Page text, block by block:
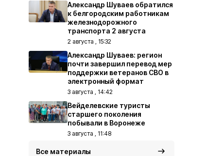
Александр Шуваев обратился
к белгородским работникам
железнодорожного
транспорта 2 августа
2 августа , 15:32
Александр Шуваев: регион
почти завершил перевод мер
поддержки ветеранов СВО в
электронный формат
3 августа , 14:42
Вейделевские туристы
старшего поколения
побывали в Воронеже
3 августа , 11:48
Все материалы